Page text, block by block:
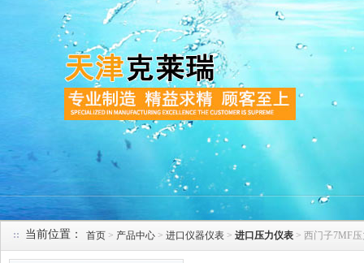
当前位置： 首页 > 产品中心 > 进口仪器仪表 > 进口压力仪表 > 西门子7MF